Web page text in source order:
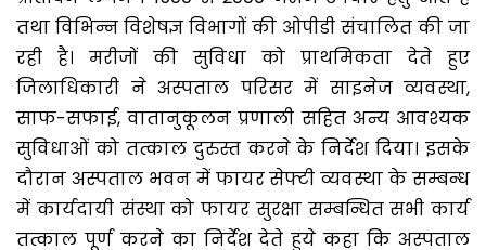
तथा विभिन्न विशेषज्ञ विभागों की ओपीडी संचालित की जा
रही है। मरीजों की सुविधा को प्राथमिकता देते हुए
जिलाधिकारी ने अस्पताल परिसर में साइनेज व्यवस्था,
साफ-सफाई, वातानुकूलन प्रणाली सहित अन्य आवश्यक
सुविधाओं को तत्काल दुरुस्त करने के निर्देश दिया। इसके
दौरान अस्पताल भवन में फायर सेफ्टी व्यवस्था के सम्बन्ध
में कार्यदायी संस्था को फायर सुरक्षा सम्बन्धित सभी कार्य
तत्काल पूर्ण करने का निर्देश देते हुये कहा कि अस्पताल